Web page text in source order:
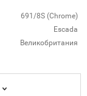
691/8S (Chrome)
Escada
Великобритания